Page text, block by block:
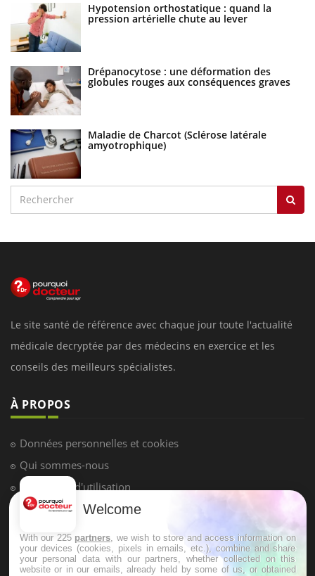
Hypotension orthostatique : quand la
pression artérielle chute au lever
Drépanocytose : une déformation des
globules rouges aux conséquences graves
Maladie de Charcot (Sclérose latérale
amyotrophique)
Le site santé de référence avec chaque jour toute l'actualité
médicale decryptée par des médecins en exercice et les
conseils des meilleurs spécialistes.
À PROPOS
Données personnelles et cookies
Qui sommes-nous
Conditions d'utilisation
Plan du site
Nous contacter
Welcome
With our 225 partners , we wish to store and access information on
your devices (cookies, pixels in emails, etc.), combine and share
your personal data with our partners, whether collected on this
website or in our emails, already held by some of us, or obtained